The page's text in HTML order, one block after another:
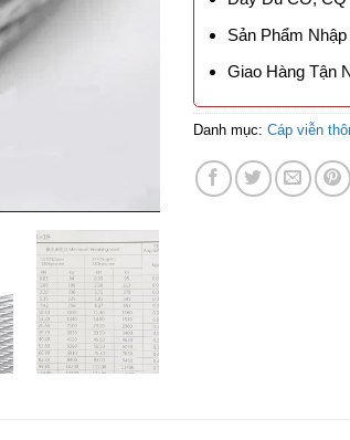
Sản Phẩm
Giao Hàng Tận
Danh mục: Cáp viễn